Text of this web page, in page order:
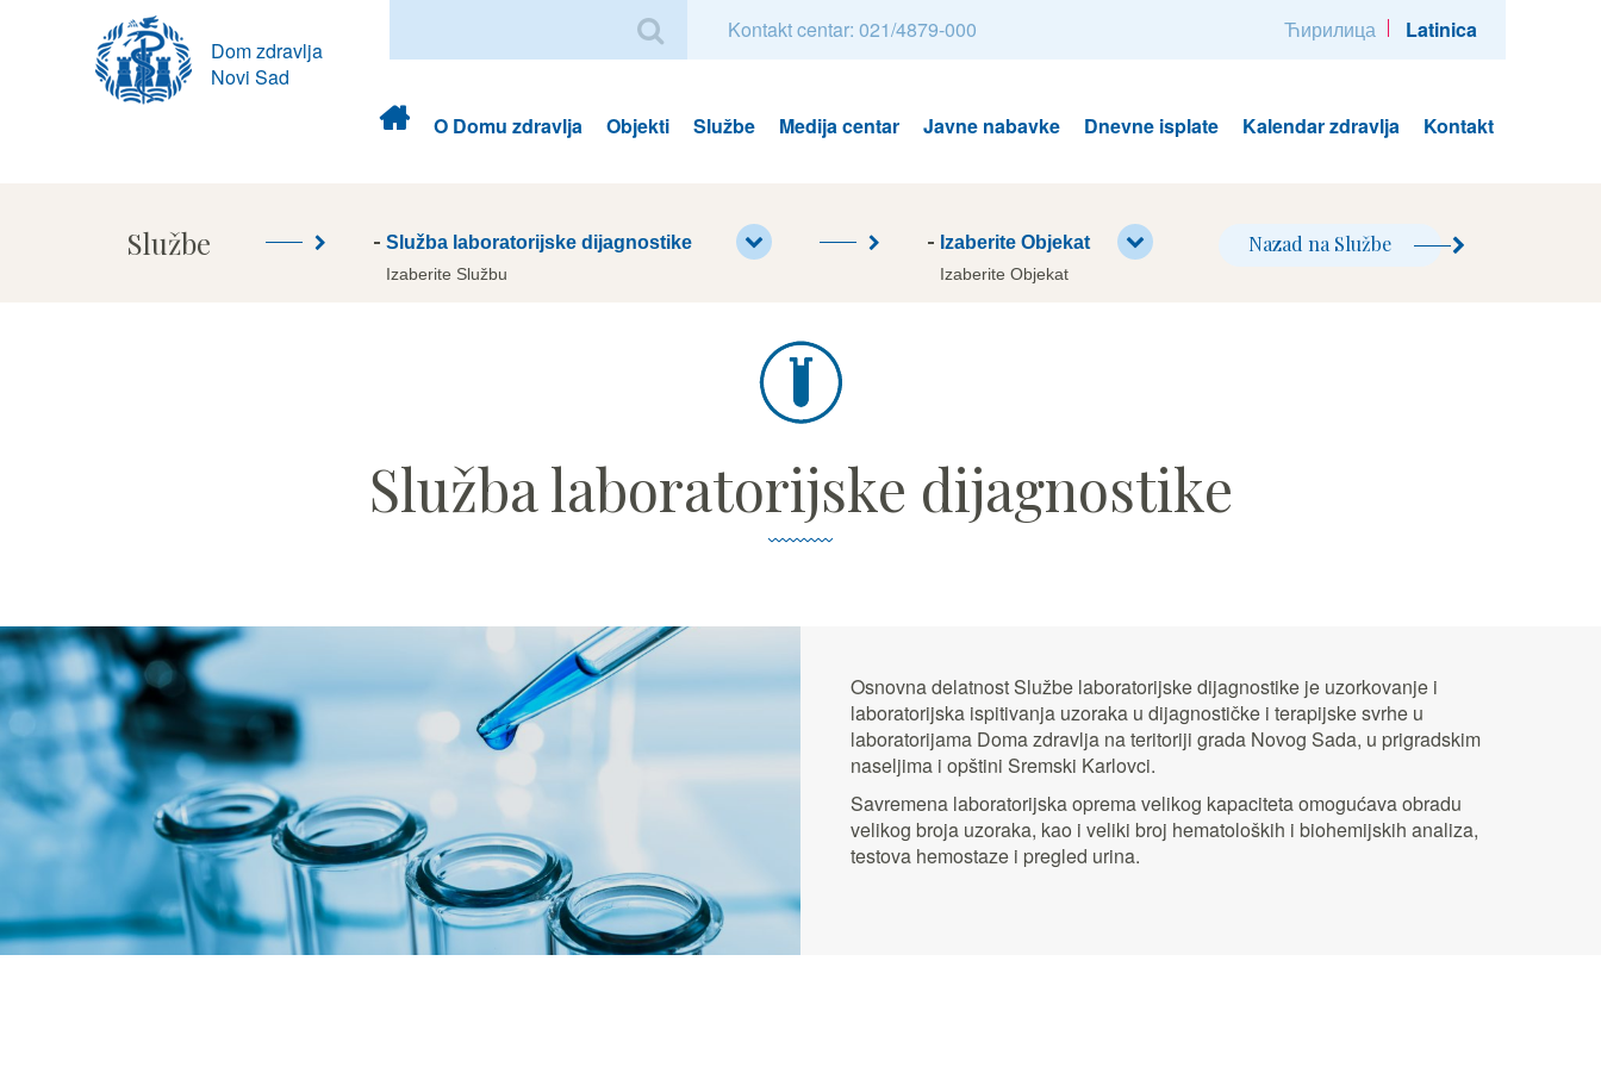
Dom zdravlja
Novi Sad
Kontakt centar: 021/4879-000 Ћирилица Latinica
Dom
zdravlja
O Domu zdravlja Objekti Službe Medija centar Javne nabavke Dnevne isplate Kalendar zdravlja Kontakt
Službe Služba laboratorijske dijagnostike
Izaberite Službu
Izaberite Objekat
Izaberite Objekat
Nazad na Službe
Služba laboratorijske dijagnostike
Osnovna delatnost Službe laboratorijske dijagnostike je uzorkovanje i
laboratorijska ispitivanja uzoraka u dijagnostičke i terapijske svrhe u
laboratorijama Doma zdravlja na teritoriji grada Novog Sada, u prigradskim
naseljima i opštini Sremski Karlovci.
Savremena laboratorijska oprema velikog kapaciteta omogućava obradu
velikog broja uzoraka, kao i veliki broj hematoloških i biohemijskih analiza,
testova hemostaze i pregled urina.